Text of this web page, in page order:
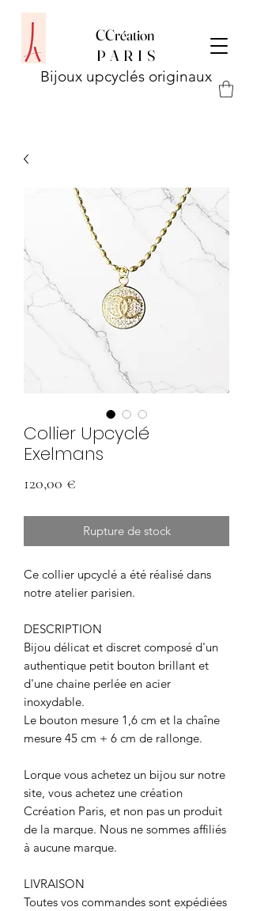
CCréation
P A R I S
Bijoux upcyclés originaux
Collier Upcyclé
Exelmans
120,00 €
Rupture de stock
Ce collier upcyclé a été réalisé dans
notre atelier parisien.
DESCRIPTION
Bijou délicat et discret composé d'un
authentique petit bouton brillant et
d'une chaine perlée en acier
inoxydable.
Le bouton mesure 1,6 cm et la chaîne
mesure 45 cm + 6 cm de rallonge.
Lorque vous achetez un bijou sur notre
site, vous achetez une création
Ccréation Paris, et non pas un produit
de la marque. Nous ne sommes affiliés
à aucune marque.
LIVRAISON
Toutes vos commandes sont expédiées